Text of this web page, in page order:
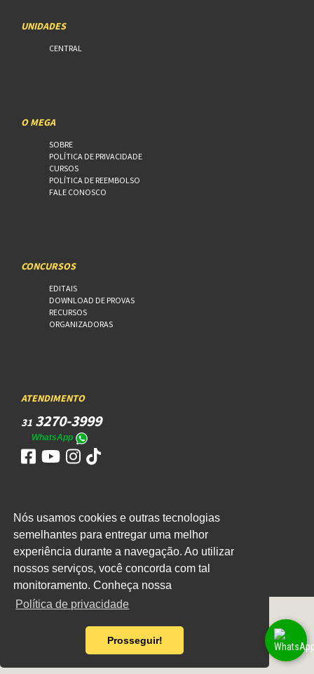
Nós usamos cookies e outras tecnologias
semelhantes para entregar uma melhor
experiência durante a navegação. Ao utilizar
nossos serviços, você concorda com tal
monitoramento. Conheça nossa
Política de privacidade
Prosseguir!
UNIDADES
CENTRAL
O MEGA
SOBRE
POLÍTICA DE PRIVACIDADE
CURSOS
POLÍTICA DE REEMBOLSO
FALE CONOSCO
CONCURSOS
EDITAIS
DOWNLOAD DE PROVAS
RECURSOS
ORGANIZADORAS
ATENDIMENTO
31 3270-3999
WhatsApp
WEBMAIL